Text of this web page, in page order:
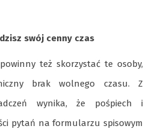
swój cenny czas
też skorzystać te osoby,
brak wolnego czasu. Z
wynika, że pośpiech i
pytań na formularzu spisowym